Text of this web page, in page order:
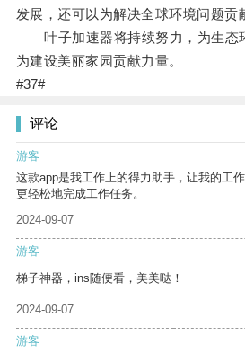
发展，还可以为解决全球环境问题贡
叶子加速器将持续努力，为生态
为建设美丽家园贡献力量。
#37#
评论
游客
这款app是我工作上的得力助手，让我的工
更轻松地完成工作任务。
2024-09-07
游客
梯子神器，ins随便看，美美哒！
2024-09-07
游客